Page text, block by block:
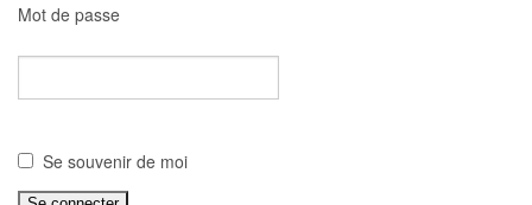
Mot de passe
Se souvenir de moi